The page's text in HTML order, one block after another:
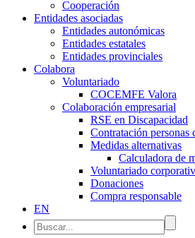
Cooperación
Entidades asociadas
Entidades autonómicas
Entidades estatales
Entidades provinciales
Colabora
Voluntariado
COCEMFE Valora
Colaboración empresarial
RSE en Discapacidad
Contratación personas
Medidas alternativas
Calculadora de
Voluntariado
Donaciones
Compra responsable
EN